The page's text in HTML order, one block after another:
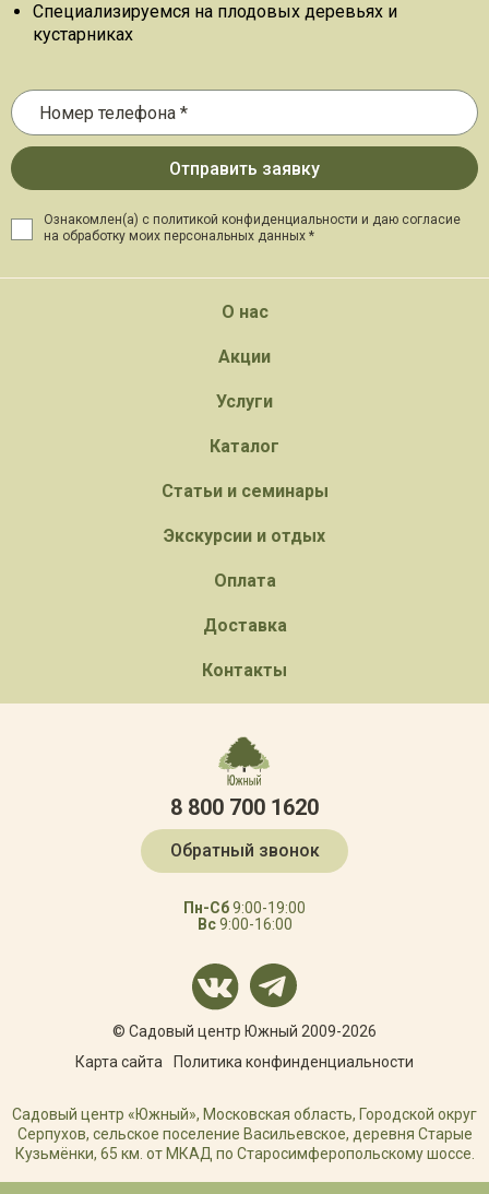
Специализируемся на плодовых деревьях и
кустарниках
Ознакомлен(а) с политикой конфиденциальности и даю согласие
на обработку моих персональных данных *
О нас
Акции
Услуги
Каталог
Статьи и семинары
Экскурсии и отдых
Оплата
Доставка
Контакты
8 800 700 1620
Обратный звонок
Пн-Сб9:00-19:00
Вс9:00-16:00
© Садовый центр Южный 2009-2026
Карта сайта
Политика конфинденциальности
Садовый центр «Южный», Московская область, Городской округ
Серпухов, сельское поселение Васильевское, деревня Старые
Кузьмёнки, 65 км. от МКАД по Старосимферопольскому шоссе.